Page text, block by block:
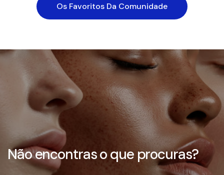
Os Favoritos Da Comunidade
Não encontras o que procuras?